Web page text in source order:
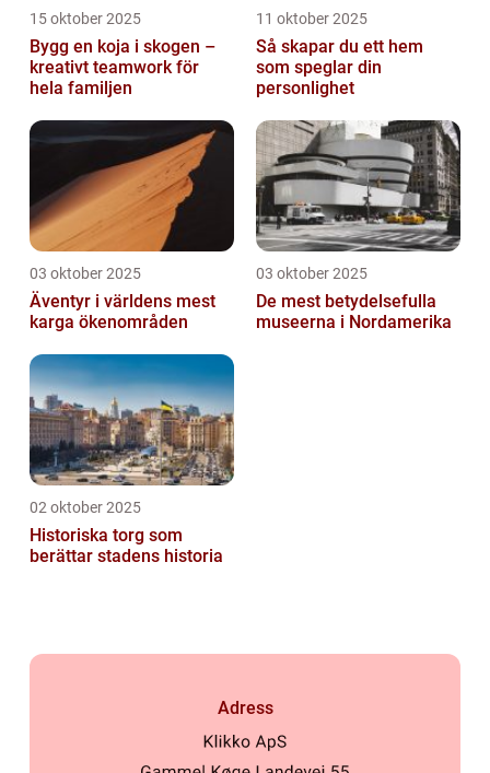
15 oktober 2025
Bygg en koja i skogen –
kreativt teamwork för
hela familjen
11 oktober 2025
Så skapar du ett hem
som speglar din
personlighet
03 oktober 2025
Äventyr i världens mest
karga ökenområden
03 oktober 2025
De mest betydelsefulla
museerna i Nordamerika
02 oktober 2025
Historiska torg som
berättar stadens historia
Adress